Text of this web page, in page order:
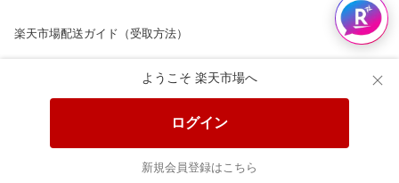
ようこそ 楽天市場へ
ログイン
新規会員登録はこちら
楽天市場配送ガイド（受取方法）
楽天にお店を開きませんか？
楽天ショッピングサービスご利用規約